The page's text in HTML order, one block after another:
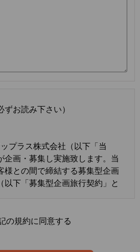
お読み下さい）
プラス株式会社（以下「当
企画・募集し実施致します。当
様との間で締結する募集型企画
以下「募集型企画旅行契約」と
た慣習によるものとします。
の規約に同意する